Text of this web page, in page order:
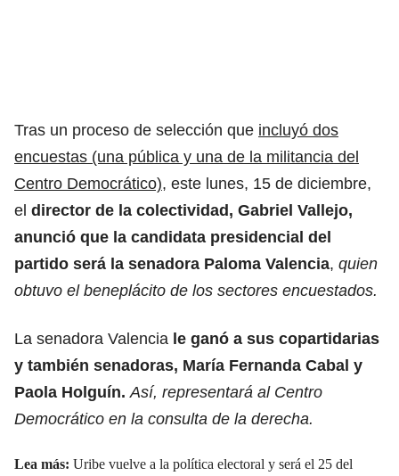
Tras un proceso de selección que incluyó dos
encuestas (una pública y una de la militancia del
Centro Democrático), este lunes, 15 de diciembre,
el director de la colectividad, Gabriel Vallejo,
anunció que la candidata presidencial del
partido será la senadora Paloma Valencia, quien
obtuvo el beneplácito de los sectores encuestados.
La senadora Valencia le ganó a sus copartidarias
y también senadoras, María Fernanda Cabal y
Paola Holguín. Así, representará al Centro
Democrático en la consulta de la derecha.
Lea más: Uribe vuelve a la política electoral y será el 25 del